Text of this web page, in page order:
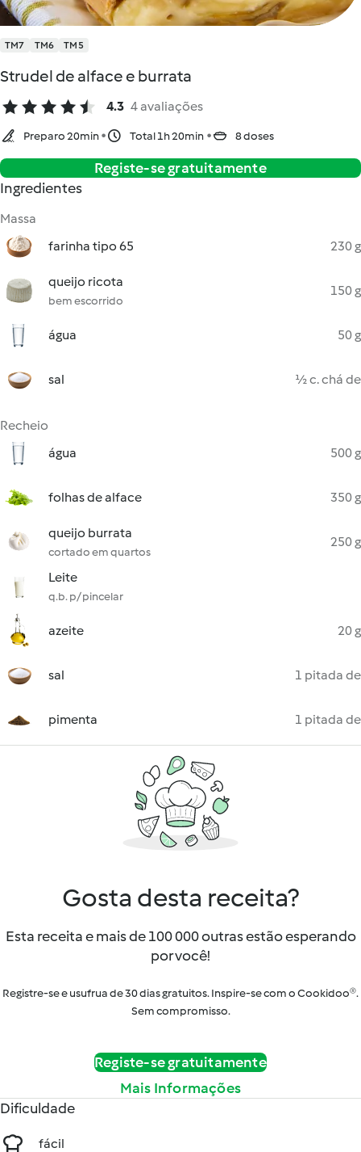
TM7 TM6 TM5
Strudel de alface e burrata
4.3 4 avaliações
Preparo 20min Total 1h 20min 8 doses
Registe-se gratuitamente
Ingredientes
Massa
farinha tipo 65
230 g
queijo ricota
bem escorrido
150 g
água 50 g
sal ½ c. chá de
Recheio
água
500 g
folhas de alface 350 g
queijo burrata
cortado em quartos
250 g
Leite
q.b. p/ pincelar
azeite 20 g
sal 1 pitada de
pimenta 1 pitada de
Gosta desta receita?
Esta receita e mais de 100 000 outras estão esperando
por você!
Registre-se e usufrua de 30 dias gratuitos. Inspire-se com o Cookidoo®.
Sem compromisso.
Registe-se gratuitamente
Mais Informações
Dificuldade
fácil